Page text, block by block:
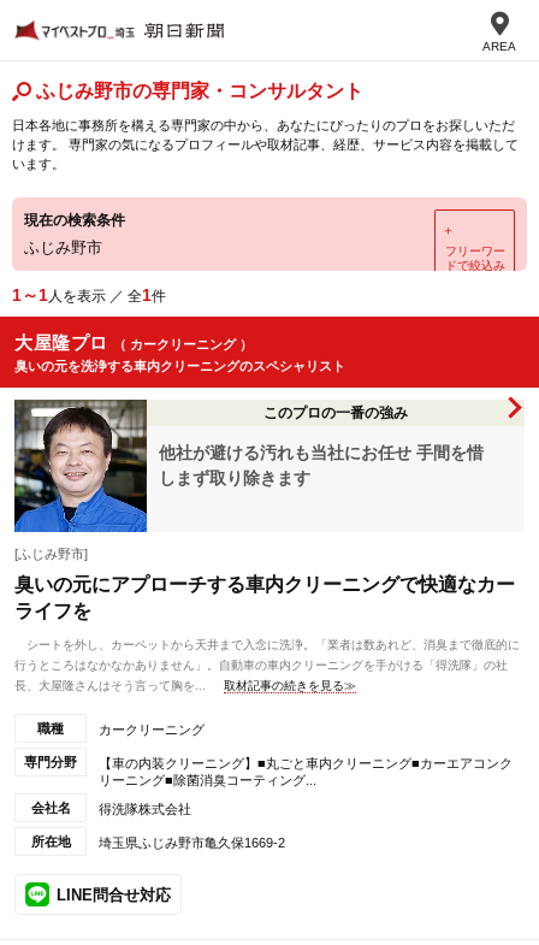
AREA
ふじみ野市の専門家・コンサルタント
日本各地に事務所を構える専門家の中から、あなたにぴったりのプロをお探しいただ
けます。 専門家の気になるプロフィールや取材記事、経歴、サービス内容を掲載して
います。
現在の検索条件
ふじみ野市
＋
フリーワー
ドで絞込み
1～1人を表示 ／ 全1件
大屋隆プロ
（ カークリーニング ）
臭いの元を洗浄する車内クリーニングのスペシャリスト
このプロの一番の強み
他社が避ける汚れも当社にお任せ 手間を惜
しまず取り除きます
[ふじみ野市]
臭いの元にアプローチする車内クリーニングで快適なカー
ライフを
シートを外し、カーペットから天井まで入念に洗浄。「業者は数あれど、消臭まで徹底的に
行うところはなかなかありません」。自動車の車内クリーニングを手がける「得洗隊」の社
長、大屋隆さんはそう言って胸を...
取材記事の続きを見る≫
職種 カークリーニング
専門分野
【車の内装クリーニング】■丸ごと車内クリーニング■カーエアコンク
リーニング■除菌消臭コーティング...
会社名
得洗隊株式会社
所在地 埼玉県ふじみ野市亀久保1669-2
LINE問合せ対応